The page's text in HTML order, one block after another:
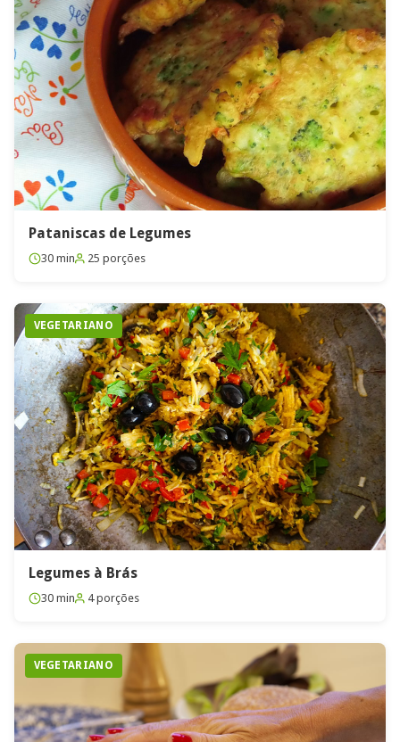
Pataniscas de Legumes
30 min 25 porções
VEGETARIANO
Legumes à Brás
30 min 4 porções
VEGETARIANO